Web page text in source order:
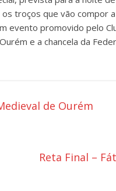
troços que vão compor
evento promovido pelo
e a chancela da
de Ourém
Reta Final –